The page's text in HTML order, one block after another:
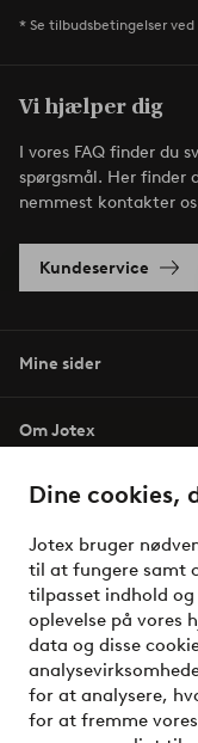
Dine cookies,
Jotex bruger
til at fungere samt
tilpasset indhold
oplevelse på vores
data og disse
for at analysere,
for at fremme
* Se tilbudsbetingelser
Vi hjælper dig
I vores FAQ finder du
spørgsmål. Her finder
nemmest kontakter
Kundeservice
Mine sider
Om Jotex
Vilkår
Venner
Sikre
Vil du vide